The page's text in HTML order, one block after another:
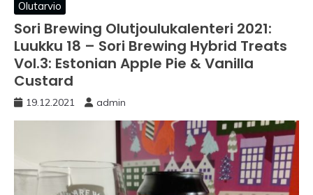
Olutarvio
Sori Brewing Olutjoulukalenteri 2021:
Luukku 18 – Sori Brewing Hybrid Treats
Vol.3: Estonian Apple Pie & Vanilla
Custard
19.12.2021 admin